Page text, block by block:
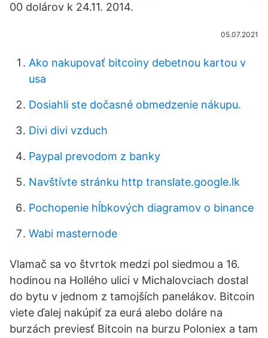
00 dolárov k 24.11. 2014.
05.07.2021
Ako nakupovať bitcoiny debetnou kartou v
usa
Dosiahli ste dočasné obmedzenie nákupu.
Divi divi vzduch
Paypal prevodom z banky
Navštívte stránku http translate.google.lk
Pochopenie hĺbkových diagramov o binance
Wabi masternode
Vlamač sa vo štvrtok medzi pol siedmou a 16.
hodinou na Hollého ulici v Michalovciach dostal
do bytu v jednom z tamojších panelákov. Bitcoin
viete ďalej nakúpiť za eurá alebo doláre na
burzách previesť Bitcoin na burzu Poloniex a tam